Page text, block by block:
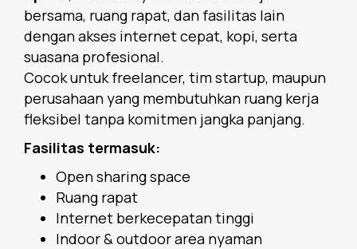
bersama, ruang rapat, dan fasilitas lain
dengan akses internet cepat, kopi, serta
suasana profesional.
Cocok untuk freelancer, tim startup, maupun
perusahaan yang membutuhkan ruang kerja
fleksibel tanpa komitmen jangka panjang.
Fasilitas termasuk:
Open sharing space
Ruang rapat
Internet berkecepatan tinggi
Indoor & outdoor area nyaman